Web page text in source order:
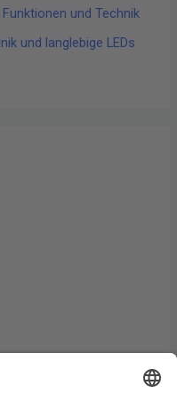
und Technik
und langlebige LEDs